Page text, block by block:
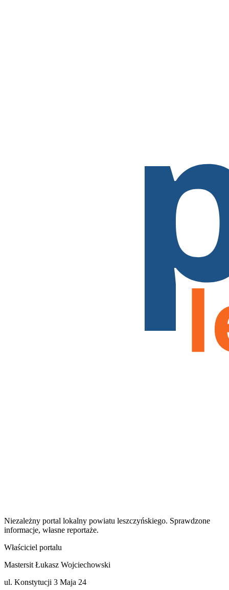
Niezależny portal lokalny powiatu leszczyńskiego. Sprawdzone
informacje, własne reportaże.
Właściciel portalu
Mastersit Łukasz Wojciechowski
ul. Konstytucji 3 Maja 24